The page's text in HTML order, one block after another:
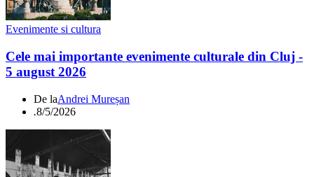
Evenimente si cultura
Cele mai importante evenimente culturale din Cluj -
5 august 2026
De laAndrei Mureșan
.8/5/2026